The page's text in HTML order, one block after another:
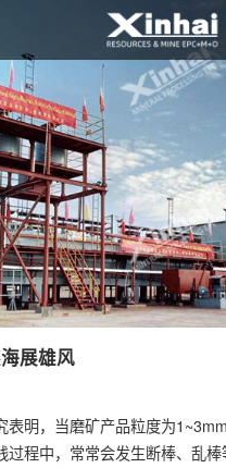
展雄风
表明，当磨矿产品粒度为
过程中，常常会发生断棒、乱